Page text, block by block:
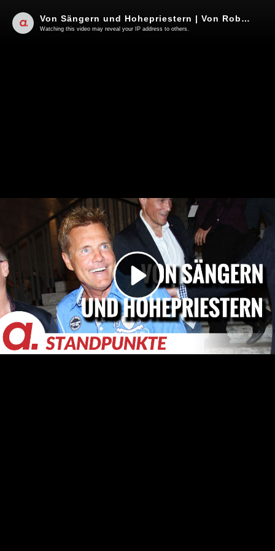
Play
Video
Von Sängern und Hohepriestern | Von Roberto de Lapuente
Watching this video may reveal your IP address to others.